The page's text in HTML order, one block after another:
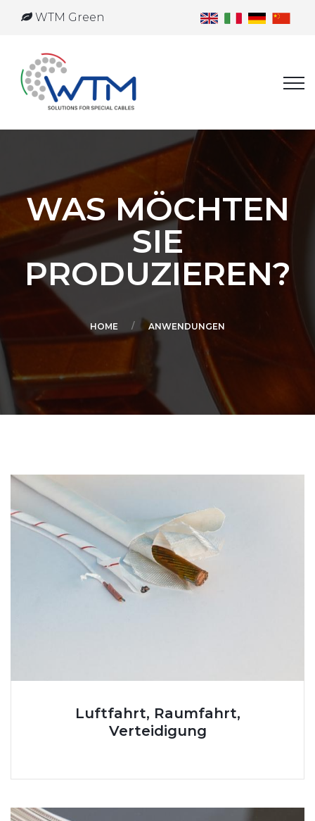
WTM Green
WAS MÖCHTEN
SIE
PRODUZIEREN?
HOME ANWENDUNGEN
Luftfahrt, Raumfahrt,
Verteidigung